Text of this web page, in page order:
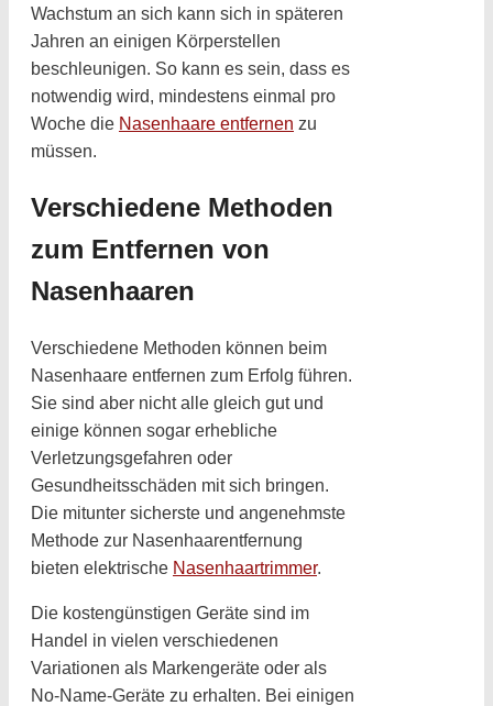
Wachstum an sich kann sich in späteren
Jahren an einigen Körperstellen
beschleunigen. So kann es sein, dass es
notwendig wird, mindestens einmal pro
Woche die Nasenhaare entfernen zu
müssen.
Verschiedene Methoden
zum Entfernen von
Nasenhaaren
Verschiedene Methoden können beim
Nasenhaare entfernen zum Erfolg führen.
Sie sind aber nicht alle gleich gut und
einige können sogar erhebliche
Verletzungsgefahren oder
Gesundheitsschäden mit sich bringen.
Die mitunter sicherste und angenehmste
Methode zur Nasenhaarentfernung
bieten elektrische Nasenhaartrimmer.
Die kostengünstigen Geräte sind im
Handel in vielen verschiedenen
Variationen als Markengeräte oder als
No-Name-Geräte zu erhalten. Bei einigen